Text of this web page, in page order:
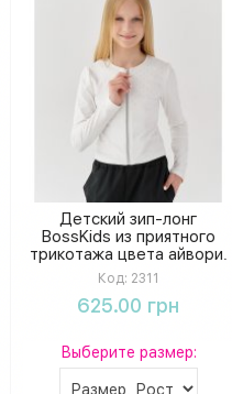
Детский зип-лонг
BossKids из приятного
трикотажа цвета айвори.
Код: 2311
625.00 грн
Выберите размер: